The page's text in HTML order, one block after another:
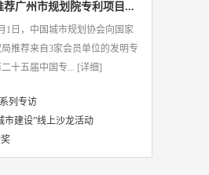
广州市规划院专利项目...
1日，中国城市规划协会向国家
推荐来自3家会员单位的发明专
十五届中国专... [详细]
列专访
市建设”线上沙龙活动